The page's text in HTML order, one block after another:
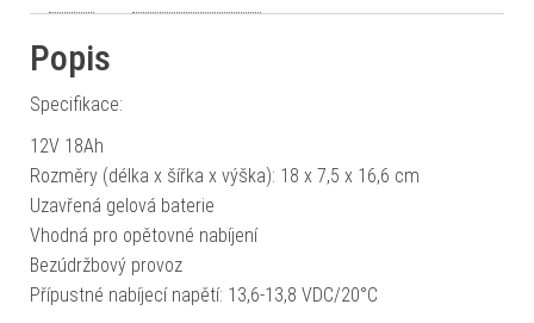
Popis
Specifikace:
12V 18Ah
Rozměry (délka x šířka x výška): 18 x 7,5 x 16,6 cm
Uzavřená gelová baterie
Vhodná pro opětovné nabíjení
Bezúdržbový provoz
Přípustné nabíjecí napětí: 13,6-13,8 VDC/20°C